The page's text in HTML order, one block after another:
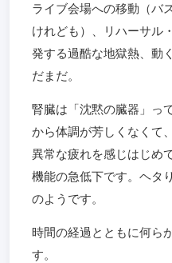
ライブ会場への移動（バ
けれども）、リハーサル
発する過酷な地獄熱、動
だまだ。
腎臓は「沈黙の臓器」っ
から体調が芳しくなくて
異常な疲れを感じはじめ
機能の急低下です。ヘタ
のようです。
時間の経過とともに何ら
す。